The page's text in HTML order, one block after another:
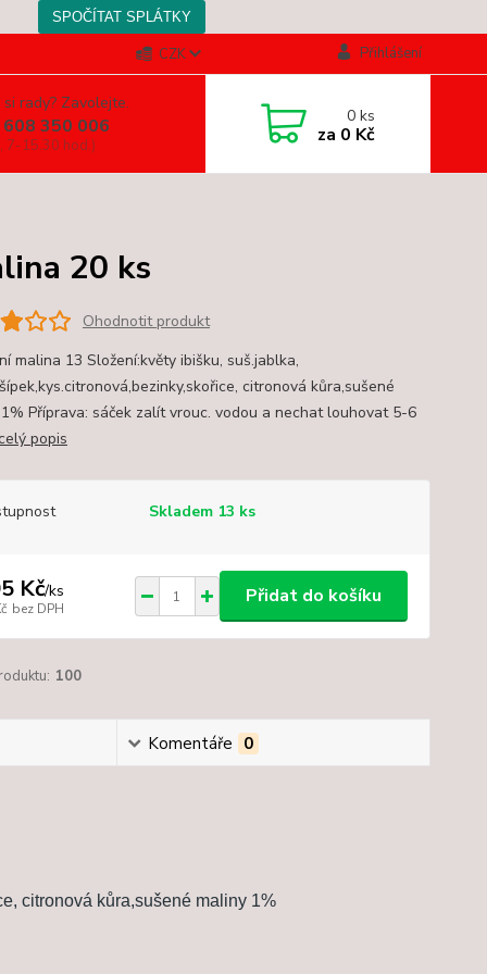
CZK Přihlášení
rady? Zavolejte.
350 006
7-15.30 hod.)
0ks
za 0 Kč
20 ks
Ohodnotit produkt
malina 13 Složení:květy ibišku, suš.jablka,
citronová kůra,sušené
Příprava: sáček zalít vrouc. vodou a nechat louhovat 5-6
popis
Skladem 13 ks
Kč/ks
bez DPH
Přidat do košíku
100
Komentáře 0
citronová kůra,sušené maliny 1%